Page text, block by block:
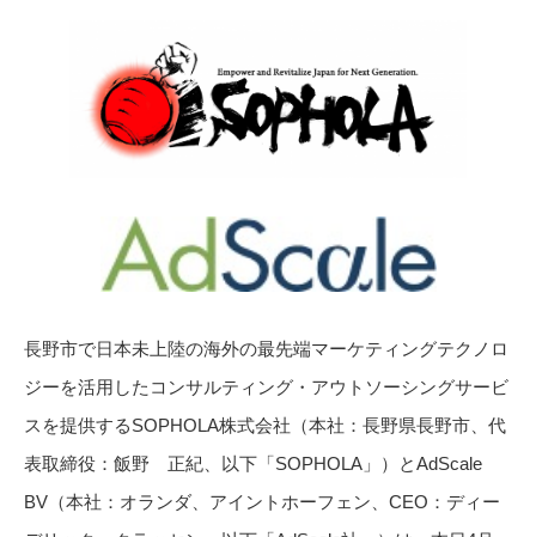
長野市で日本未上陸の海外の最先端マーケティングテクノロ
ジーを活用したコンサルティング・アウトソーシングサービ
スを提供するSOPHOLA株式会社（本社：長野県長野市、代
表取締役：飯野 正紀、以下「SOPHOLA」）とAdScale
BV（本社：オランダ、アイントホーフェン、CEO：ディー